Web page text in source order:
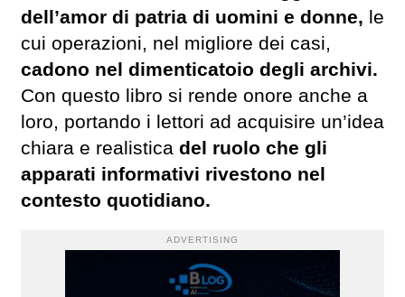
dell’amor di patria di uomini e donne, le
cui operazioni, nel migliore dei casi,
cadono nel dimenticatoio degli archivi.
Con questo libro si rende onore anche a
loro, portando i lettori ad acquisire un’idea
chiara e realistica del ruolo che gli
apparati informativi rivestono nel
contesto quotidiano.
ADVERTISING